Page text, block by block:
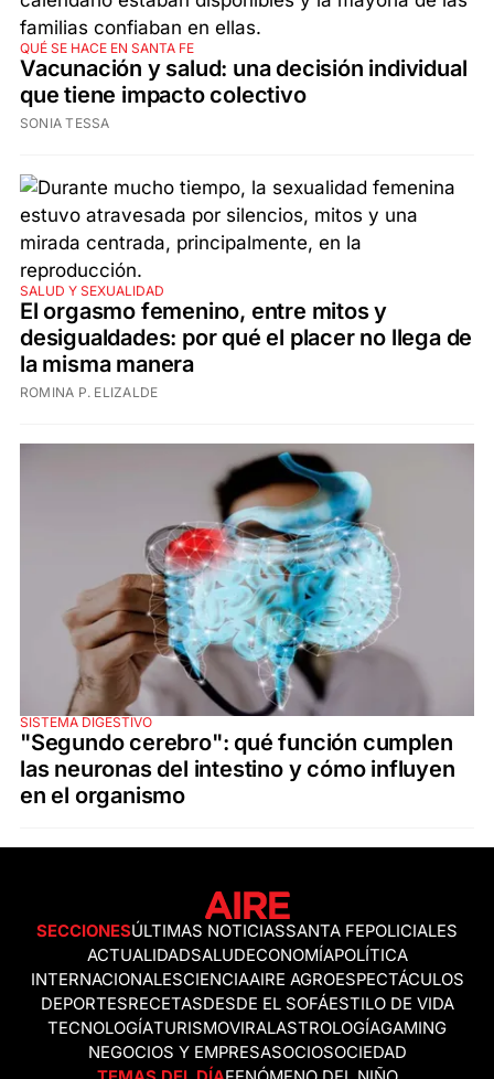
QUÉ SE HACE EN SANTA FE
Vacunación y salud: una decisión individual
que tiene impacto colectivo
SONIA TESSA
SALUD Y SEXUALIDAD
El orgasmo femenino, entre mitos y
desigualdades: por qué el placer no llega de
la misma manera
ROMINA P. ELIZALDE
SISTEMA DIGESTIVO
"Segundo cerebro": qué función cumplen
las neuronas del intestino y cómo influyen
en el organismo
SECCIONESÚLTIMAS NOTICIASSANTA FEPOLICIALES
ACTUALIDADSALUDECONOMÍAPOLÍTICA
INTERNACIONALESCIENCIAAIRE AGROESPECTÁCULOS
DEPORTESRECETASDESDE EL SOFÁESTILO DE VIDA
TECNOLOGÍATURISMOVIRALASTROLOGÍAGAMING
NEGOCIOS Y EMPRESASOCIOSOCIEDAD